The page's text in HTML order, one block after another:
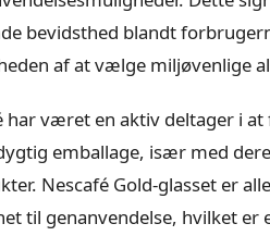
bevidsthed blandt
af at vælge miljøvenlige
har været en aktiv deltager i
emballage, især med
Nescafé Gold-glasset er
til genanvendelse, hvilket er